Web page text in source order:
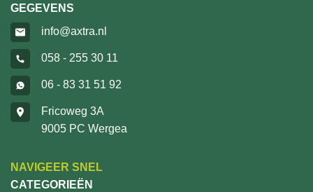
GEGEVENS
info@axtra.nl
058 - 255 30 11
06 - 83 31 51 92
Fricoweg 3A
9005 PC Wergea
NAVIGEER SNEL
CATEGORIEËN